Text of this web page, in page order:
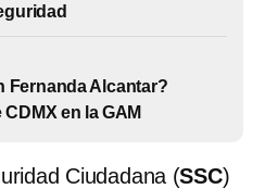
Fernanda Alcantar?
en la GAM
Ciudadana (SSC)